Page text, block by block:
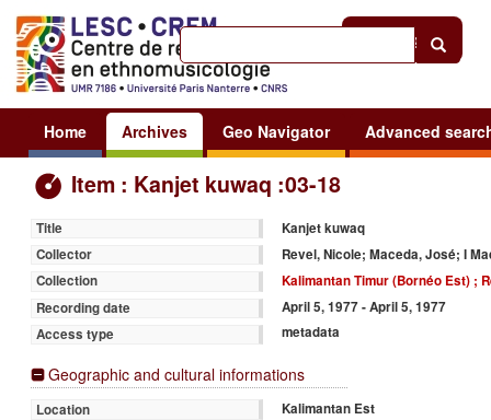
Sign in
Home Archives Geo Navigator Advanced
Item : Kanjet kuwaq :03-18
Title
Kanjet kuwaq
Collector
Revel, Nicole; Maceda, José; I
Collection
Kalimantan Timur (Bornéo Est) ;
Recording date
April 5, 1977 - April 5, 1977
Access type
metadata
Geographic and cultural informations
Location
Kalimantan Est